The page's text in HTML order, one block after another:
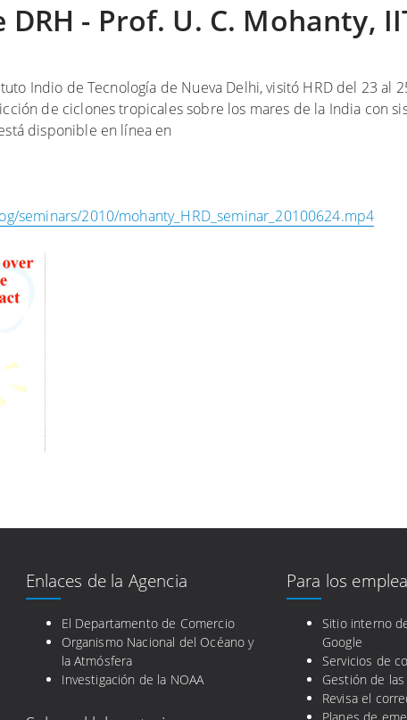
- Prof. U. C. Mohanty,
Indio de Tecnología de Nueva Delhi, visitó HRD del 23 al
de ciclones tropicales sobre los mares de la India con
disponible en línea en
seminars/2010/mohanty_HRD_seminar_20100624.mp4
Enlaces de la Agencia
El Departamento de Comercio
Organismo Nacional del Océano y
la Atmósfera
Investigación de la NOAA
Para los
Sitio interno
Google
Servicios de
Gestión de
Revisa el